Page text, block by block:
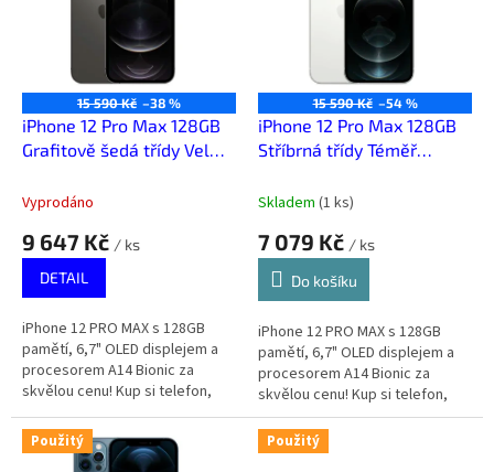
15 590 Kč –38 %
iPhone 12 Pro Max 128GB
Grafitově šedá třídy Velmi
Vyprodáno
9 647 Kč / ks
DETAIL
iPhone 12 PRO MAX s 128GB
pamětí, 6,7" OLED displejem a
procesorem A14 Bionic za
skvělou cenu! Kup si telefon,
který za málo peněz zahraje
spoustu muziky.
15 590 Kč –54 %
iPhone 12 Pro Max 128GB
Stříbrná třídy Téměř
Skladem (1 ks)
7 079 Kč / ks
Do košíku
iPhone 12 PRO MAX s 128GB
pamětí, 6,7" OLED displejem a
procesorem A14 Bionic za
skvělou cenu! Kup si telefon,
který za málo peněz zahraje
spoustu muziky.
Použitý Použitý